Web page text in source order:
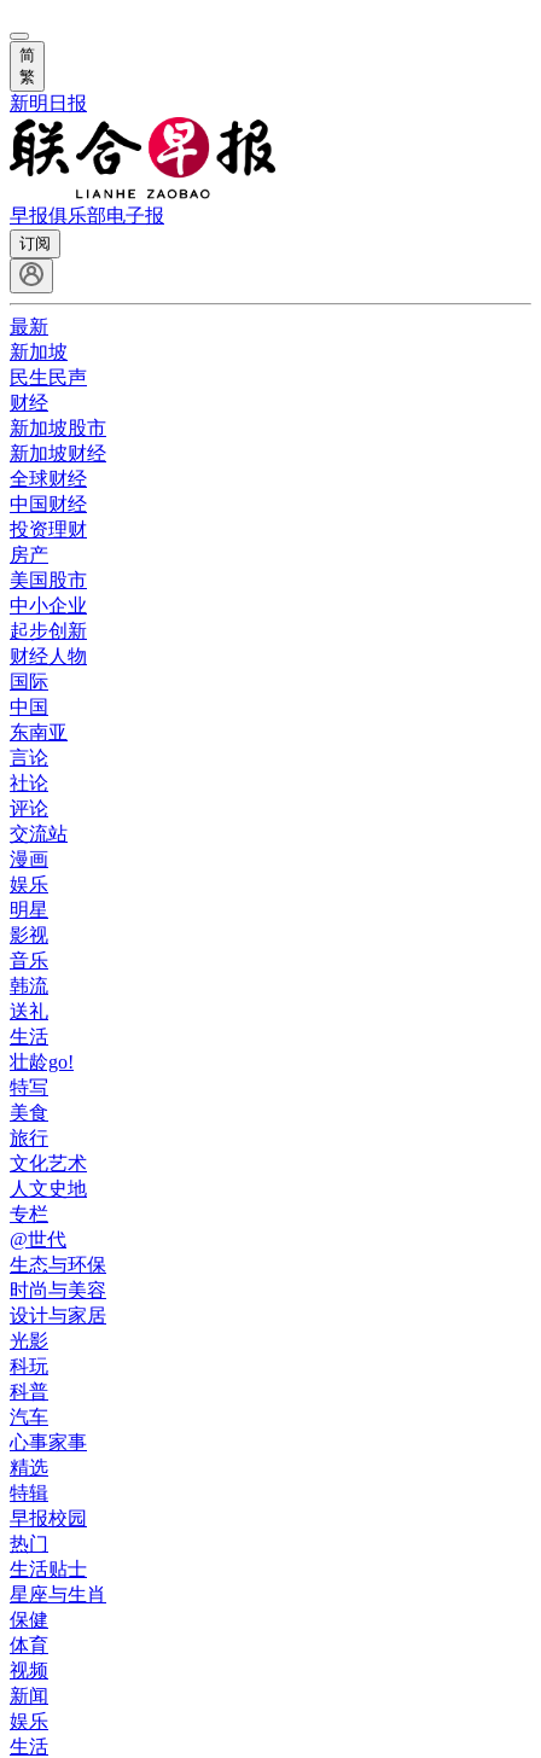
简
繁
新明日报
早报俱乐部电子报
订阅
最新
新加坡
民生民声
财经
新加坡股市
新加坡财经
全球财经
中国财经
投资理财
房产
美国股市
中小企业
起步创新
财经人物
国际
中国
东南亚
言论
社论
评论
交流站
漫画
娱乐
明星
影视
音乐
韩流
送礼
生活
壮龄go!
特写
美食
旅行
文化艺术
人文史地
专栏
@世代
生态与环保
时尚与美容
设计与家居
光影
科玩
科普
汽车
心事家事
精选
特辑
早报校园
热门
生活贴士
星座与生肖
保健
体育
视频
新闻
娱乐
生活